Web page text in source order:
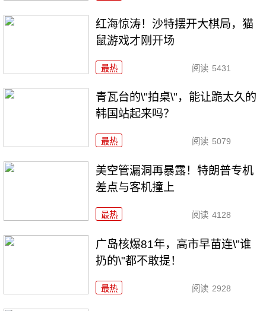
红海惊涛！沙特摆开大棋局，猫
鼠游戏才刚开场
最热 阅读 5431
青瓦台的\"拍桌\"，能让跪太久的
韩国站起来吗？
最热 阅读 5079
美空管漏洞再暴露！特朗普专机
差点与客机撞上
最热 阅读 4128
广岛核爆81年，高市早苗连\"谁
扔的\"都不敢提！
最热 阅读 2928